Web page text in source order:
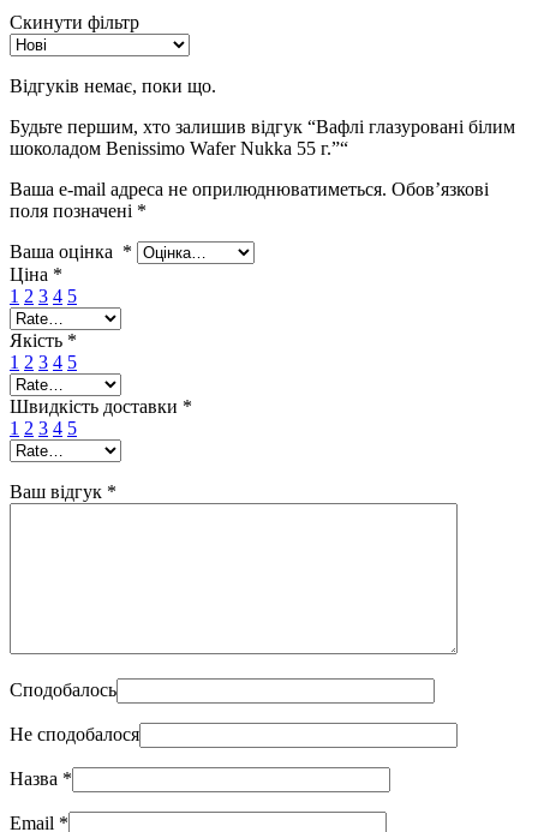
Скинути фільтр
Відгуків немає, поки що.
Будьте першим, хто залишив відгук “Вафлі глазуровані білим
шоколадом Benissimo Wafer Nukka 55 г.”“
Ваша e-mail адреса не оприлюднюватиметься. Обов’язкові
поля позначені *
Ваша оцінка *
Ціна *
1 2 3 4 5
Якість *
1 2 3 4 5
Швидкість доставки *
1 2 3 4 5
Ваш відгук *
Сподобалось
Не сподобалося
Назва *
Email *